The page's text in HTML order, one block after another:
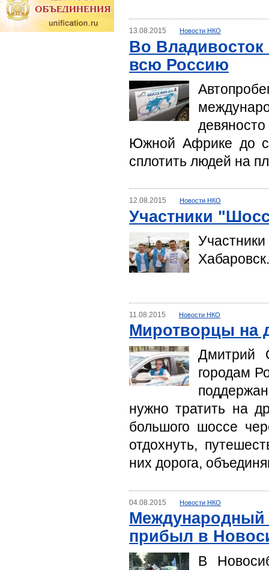
13.08.2015 Новости НКО
Во Владивосток
всю Россию
Южной Африке до
сплотить людей на
12.08.2015 Новости НКО
Участники
Хабаровск.
11.08.2015 Новости НКО
Миротворцы на
Дмитрий
городам
нужно тратить на
большого шоссе
отдохнуть,
них дорога,
04.08.2015 Новости НКО
Международный
прибыл в
В